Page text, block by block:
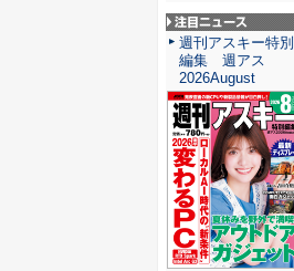
注目ニュース
週刊アスキー特別
編集 週アス
2026August